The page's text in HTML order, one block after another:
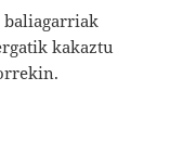
baliagarriak
kakaztu